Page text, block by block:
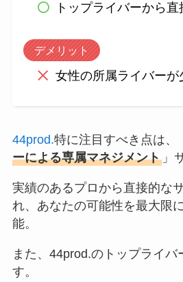
トップライバーから
デメリット
女性の所属ライバーが
44prod.特に注目すべき点は、
ーによる専属マネジメント」
実績のあるプロから直接的な
れ、あなたの可能性を最大限
能。
また、44prod.のトップライ
す。